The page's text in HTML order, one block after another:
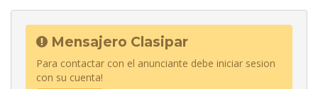
Mensajero Clasipar
Para contactar con el anunciante debe iniciar sesion
con su cuenta!